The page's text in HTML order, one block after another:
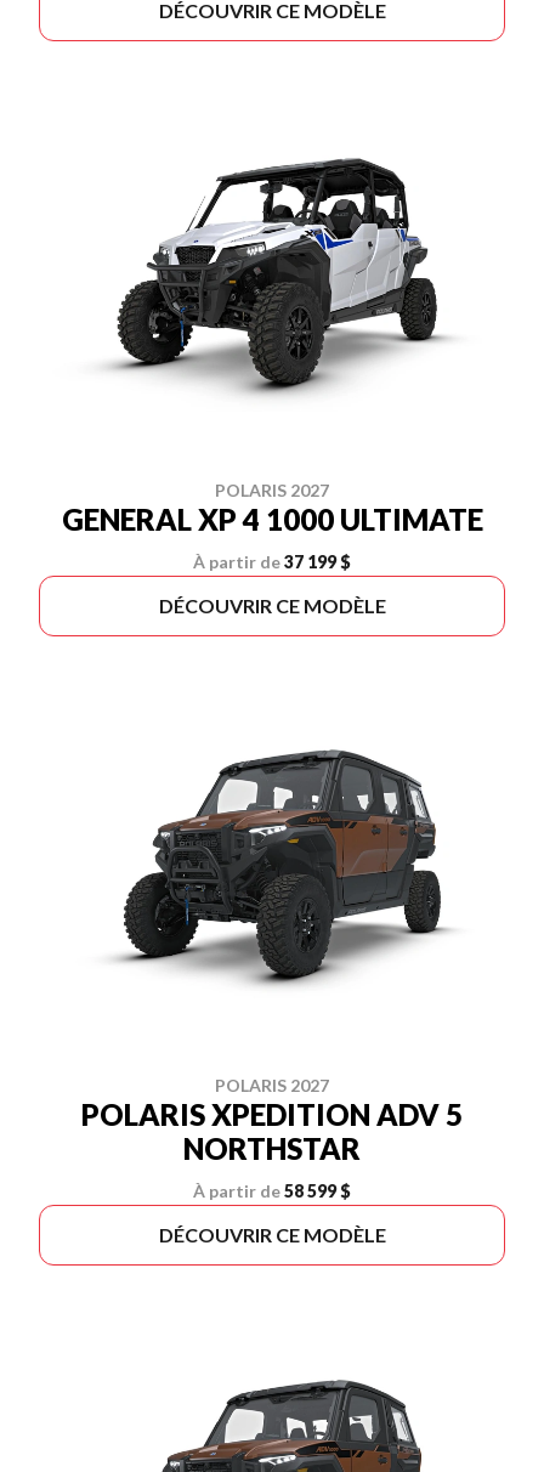
DÉCOUVRIR CE MODÈLE
POLARIS 2027
GENERAL XP 4 1000 ULTIMATE
À partir de37 199 $
DÉCOUVRIR CE MODÈLE
POLARIS 2027
POLARIS XPEDITION ADV 5
NORTHSTAR
À partir de58 599 $
DÉCOUVRIR CE MODÈLE